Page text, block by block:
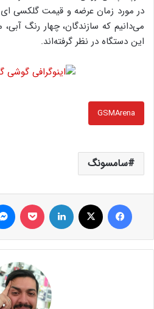
می‌دانیم که سازندگان، چهار رنگ
این دستگاه در نظر گرفته‌اند.
GSMArena
سامسونگ